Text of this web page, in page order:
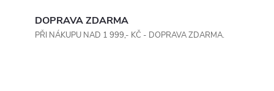
DOPRAVA ZDARMA
PŘI NÁKUPU NAD 1 999,- KČ - DOPRAVA ZDARMA.